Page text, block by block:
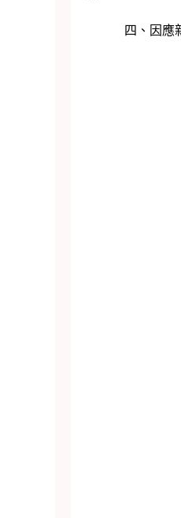
四、因應新型
一、日
二、地 點
地
三